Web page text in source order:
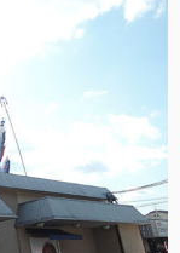
とお申し付
し上げま